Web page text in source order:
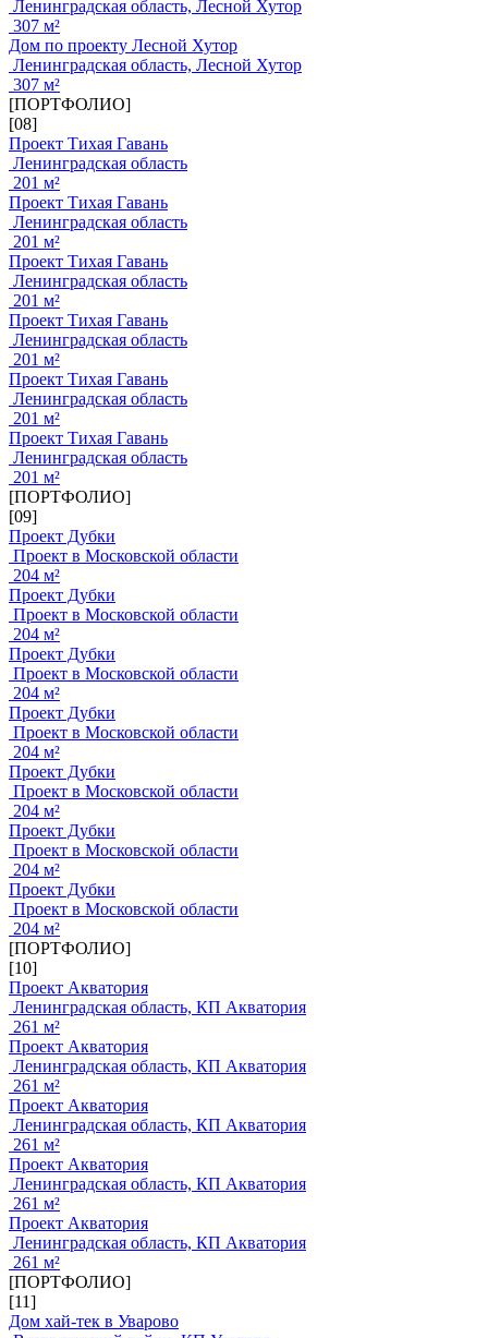
Ленинградская область, Лесной Хутор
307 м²
Дом по проекту Лесной Хутор
Ленинградская область, Лесной Хутор
307 м²
[ПОРТФОЛИО]
[08]
Проект Тихая Гавань
Ленинградская область
201 м²
Проект Тихая Гавань
Ленинградская область
201 м²
Проект Тихая Гавань
Ленинградская область
201 м²
Проект Тихая Гавань
Ленинградская область
201 м²
Проект Тихая Гавань
Ленинградская область
201 м²
Проект Тихая Гавань
Ленинградская область
201 м²
[ПОРТФОЛИО]
[09]
Проект Дубки
Проект в Московской области
204 м²
Проект Дубки
Проект в Московской области
204 м²
Проект Дубки
Проект в Московской области
204 м²
Проект Дубки
Проект в Московской области
204 м²
Проект Дубки
Проект в Московской области
204 м²
Проект Дубки
Проект в Московской области
204 м²
Проект Дубки
Проект в Московской области
204 м²
[ПОРТФОЛИО]
[10]
Проект Акватория
Ленинградская область, КП Акватория
261 м²
Проект Акватория
Ленинградская область, КП Акватория
261 м²
Проект Акватория
Ленинградская область, КП Акватория
261 м²
Проект Акватория
Ленинградская область, КП Акватория
261 м²
Проект Акватория
Ленинградская область, КП Акватория
261 м²
[ПОРТФОЛИО]
[11]
Дом хай-тек в Уварово